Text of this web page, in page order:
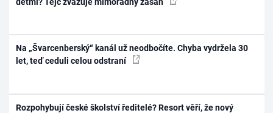
Na „Švarcenberský“ kanál už neodbočíte. Chyba vydržela 30
let, teď ceduli celou odstraní
Rozpohybují české školství ředitelé? Resort věří, že nový